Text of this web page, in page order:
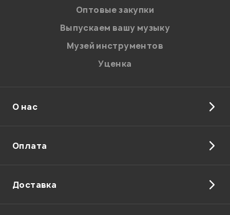
персональных данных.
Введите проверочное число:
Отправить
Оптовые закупки
Выпускаем вашу музыку
Музей инструментов
Уценка
О нас
Оплата
Доставка